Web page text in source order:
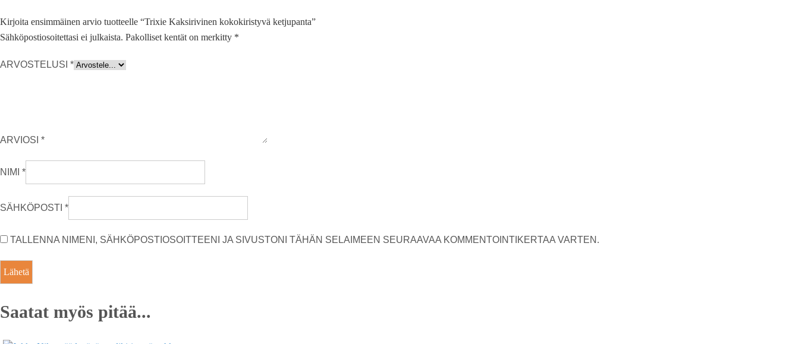
Kirjoita ensimmäinen arvio tuotteelle “Trixie Kaksirivinen kokokiristyvä ketjupanta”
Sähköpostiosoitettasi ei julkaista. Pakolliset kentät on merkitty *
ARVOSTELUSI *
ARVIOSI *
NIMI *
SÄHKÖPOSTI *
TALLENNA NIMENI, SÄHKÖPOSTIOSOITTEENI JA SIVUSTONI TÄHÄN SELAIMEEN SEURAAVAA KOMMENTOINTIKERTAA VARTEN.
Saatat myös pitää...